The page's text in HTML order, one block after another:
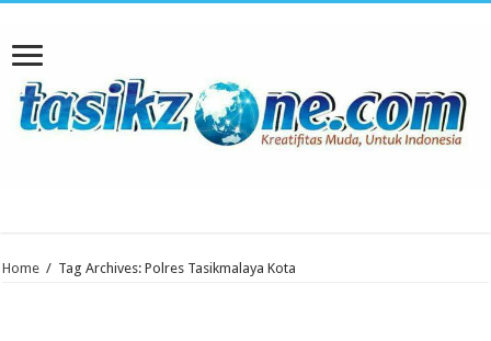
Home / Tag Archives: Polres Tasikmalaya Kota